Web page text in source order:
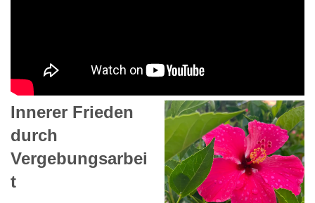
Innerer Frieden
durch
Vergebungsarbei
t